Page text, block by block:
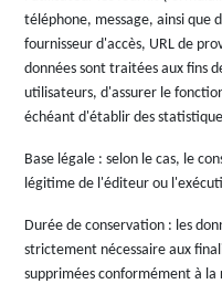
téléphone, message, ainsi que
fournisseur d'accès, URL de
données sont traitées aux fins
utilisateurs, d'assurer le
échéant d'établir des
Base légale : selon le cas, le
légitime de l'éditeur ou
Durée de conservation : les
strictement nécessaire aux
supprimées conformément à